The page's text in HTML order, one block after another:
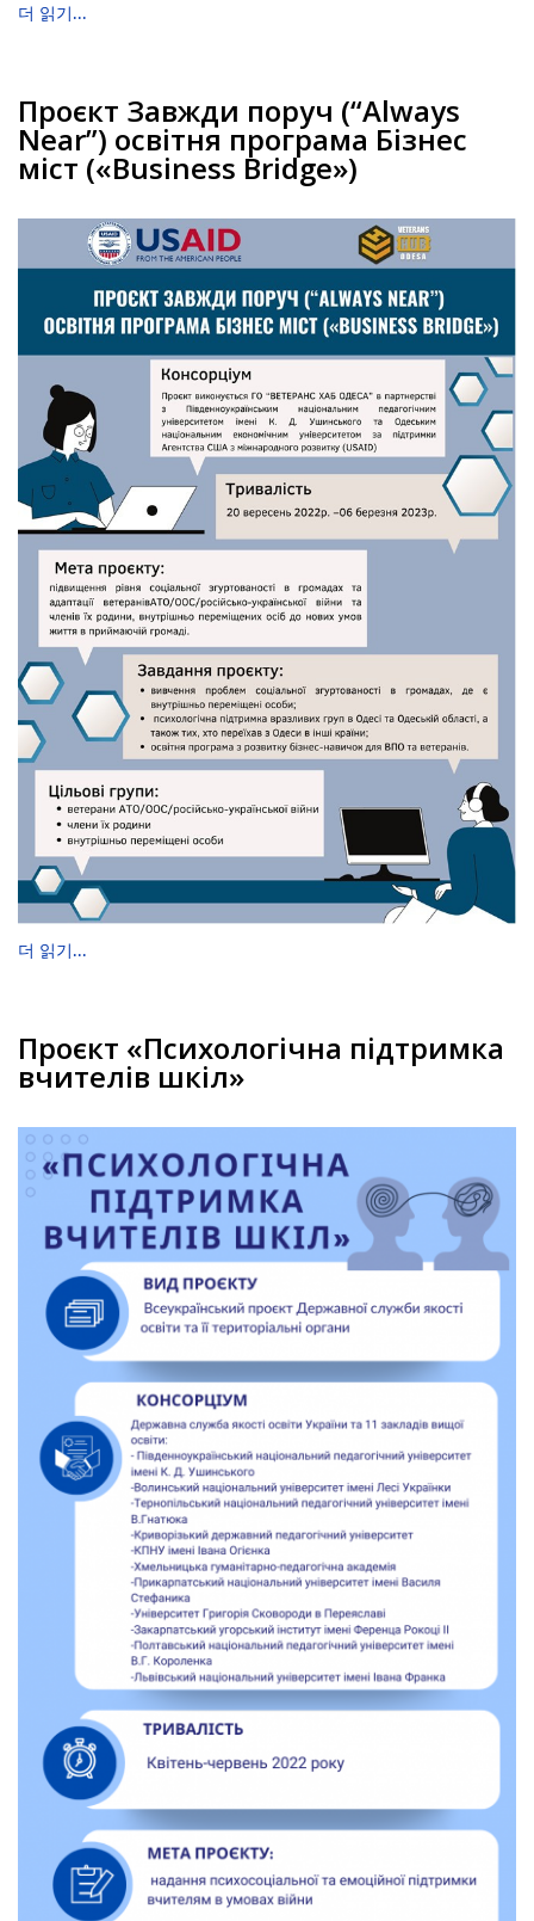
더 읽기...
Проєкт Завжди поруч (“Always
Near”) освітня програма Бізнес
міст («Business Bridge»)
더 읽기...
Проєкт «Психологічна підтримка
вчителів шкіл»